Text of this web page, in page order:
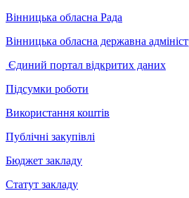
Вінницька обласна Рада
Вінницька обласна державна
Єдиний портал відкритих даних
Підсумки роботи
Використання коштів
Публічні закупівлі
Бюджет закладу
Статут закладу